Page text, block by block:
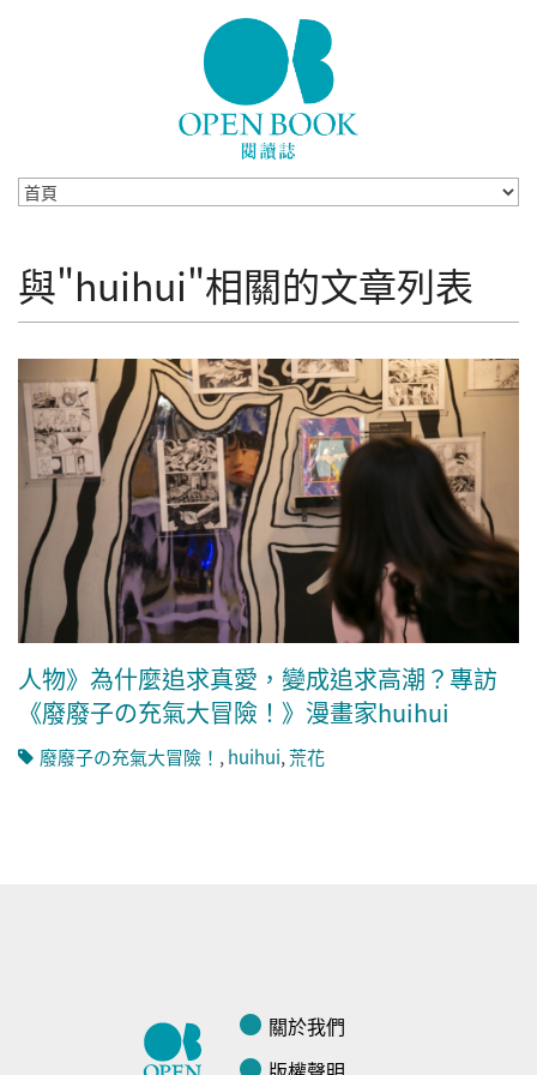
與"huihui"相關的文章列表
人物》為什麼追求真愛，變成追求高潮？專訪
《廢廢子の充氣大冒險！》漫畫家huihui
廢廢子の充氣大冒險！ ,huihui,荒花
關於我們